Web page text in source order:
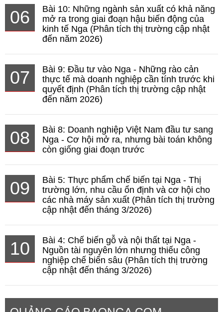
06
Bài 10: Những ngành sản xuất có khả năng
mở ra trong giai đoạn hậu biến động của
kinh tế Nga (Phân tích thị trường cập nhật
đến năm 2026)
07
Bài 9: Đầu tư vào Nga - Những rào cản
thực tế mà doanh nghiệp cần tính trước khi
quyết định (Phân tích thị trường cập nhật
đến năm 2026)
08
Bài 8: Doanh nghiệp Việt Nam đầu tư sang
Nga - Cơ hội mở ra, nhưng bài toán không
còn giống giai đoạn trước
09
Bài 5: Thực phẩm chế biến tại Nga - Thị
trường lớn, nhu cầu ổn định và cơ hội cho
các nhà máy sản xuất (Phân tích thị trường
cập nhật đến tháng 3/2026)
10
Bài 4: Chế biến gỗ và nội thất tại Nga -
Nguồn tài nguyên lớn nhưng thiếu công
nghiệp chế biến sâu (Phân tích thị trường
cập nhật đến tháng 3/2026)